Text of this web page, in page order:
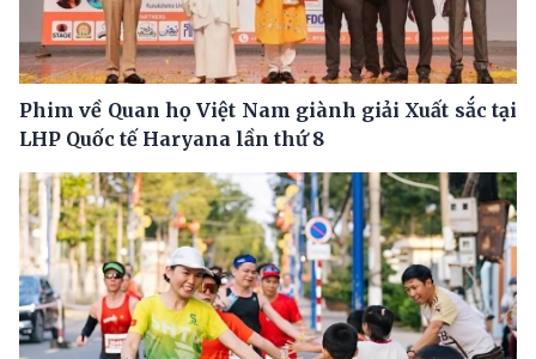
Phim về Quan họ Việt Nam giành giải Xuất sắc tại
LHP Quốc tế Haryana lần thứ 8